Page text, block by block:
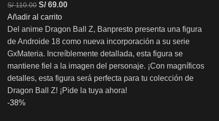
S/110.00 S/69.00
Añadir al carrito
Del anime Dragon Ball Z, Banpresto presenta una figura
de Androide 18 como nueva incorporación a su serie
GxMateria. Increíblemente detallada, esta figura se
mantiene fiel a la imagen del personaje. ¡Con magníficos
detalles, esta figura será perfecta para tu colección de
Dragon Ball Z! ¡Pide la tuya ahora!
-38%